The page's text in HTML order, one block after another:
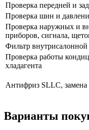
Проверка передней и
Проверка шин и
Проверка наружных и
приборов, сигнала,
Фильтр
Проверка работы
хладагента
Антифриз SLLC, замена
Варианты